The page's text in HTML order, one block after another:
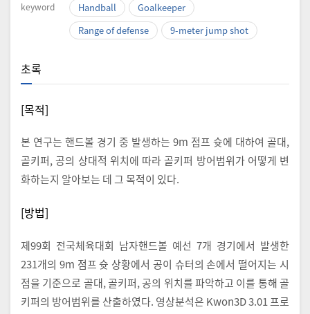
keyword Handball
Goalkeeper
Range of defense
9-meter jump shot
초록
[목적]
본 연구는 핸드볼 경기 중 발생하는 9m 점프 슛에 대하여 골대,
골키퍼, 공의 상대적 위치에 따라 골키퍼 방어범위가 어떻게 변
화하는지 알아보는 데 그 목적이 있다.
[방법]
제99회 전국체육대회 남자핸드볼 예선 7개 경기에서 발생한
231개의 9m 점프 슛 상황에서 공이 슈터의 손에서 떨어지는 시
점을 기준으로 골대, 골키퍼, 공의 위치를 파악하고 이를 통해 골
키퍼의 방어범위를 산출하였다. 영상분석은 Kwon3D 3.01 프로